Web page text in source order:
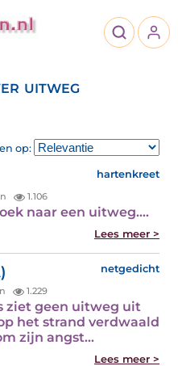
uitweg
op:
hartenkreet
1.106
naar een uitweg.…
Lees meer >
netgedicht
1.229
ziet geen uitweg uit
het strand verdwaald
zijn angst…
Lees meer >